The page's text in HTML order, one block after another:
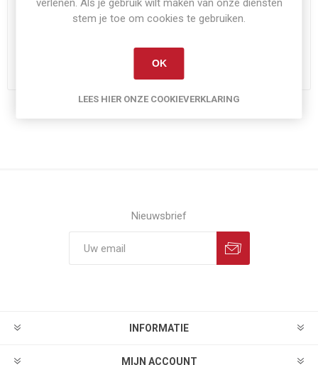
verzenden
BESTEL NU!
Nieuwsbrief
INFORMATIE
MIJN ACCOUNT
stem je toe om cookies te gebruiken.
OK
LEES HIER ONZE COOKIEVERKLARING